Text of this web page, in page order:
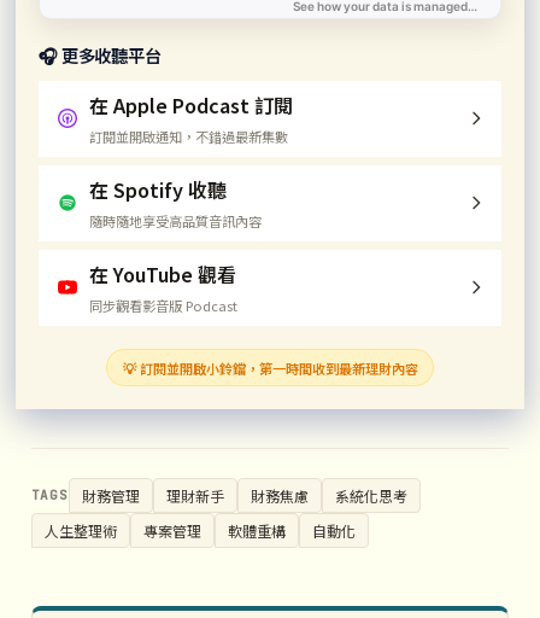
🎧 更多收聽平台
在 Apple Podcast 訂閱
訂閱並開啟通知，不錯過最新集數
在 Spotify 收聽
隨時隨地享受高品質音訊內容
在 YouTube 觀看
同步觀看影音版 Podcast
💡 訂閱並開啟小鈴鐺，第一時間收到最新理財內容
TAGS 財務管理 理財新手 財務焦慮
系統化思考
人生整理術
專案管理 軟體重構 自動化